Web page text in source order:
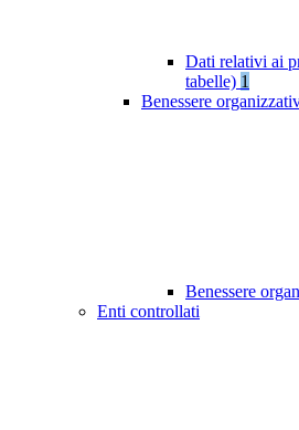
Dati relativi ai
tabelle) 1
Benessere
Benessere
Enti controllati